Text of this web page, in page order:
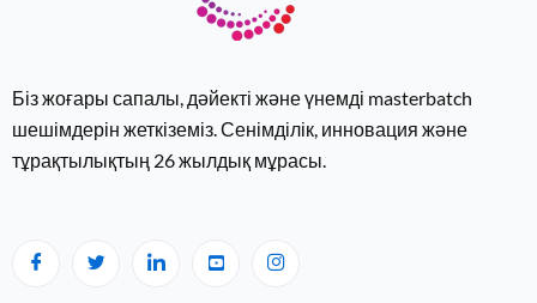
Біз жоғары сапалы, дәйекті және үнемді masterbatch
шешімдерін жеткіземіз. Сенімділік, инновация және
тұрақтылықтың 26 ​​жылдық мұрасы.